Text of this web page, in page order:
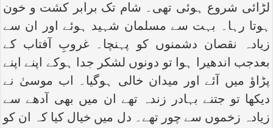
لڑائی شروع ہوئی تھی۔ شام تک برابر کشت و خون
ہوتا رہا۔ بہت سے مسلمان شہید ہوئے اور ان سے
زیادہ نقصان دشمنوں کو پہنچا۔ غروبِ آفتاب کے
بعدجب اندھیرا ہوا تو دونوں لشکر جدا ہوکے اپنے اپنے
پڑاؤ میں آئے اور میدان خالی ہوگیا۔ اب موسیٰ نے
دیکھا تو جتنے بہادر زندہ تھے ان میں بھی آدھے سے
زیادہ زخموں سے چور تھے۔ دل میں خیال کیا کہ ان کو